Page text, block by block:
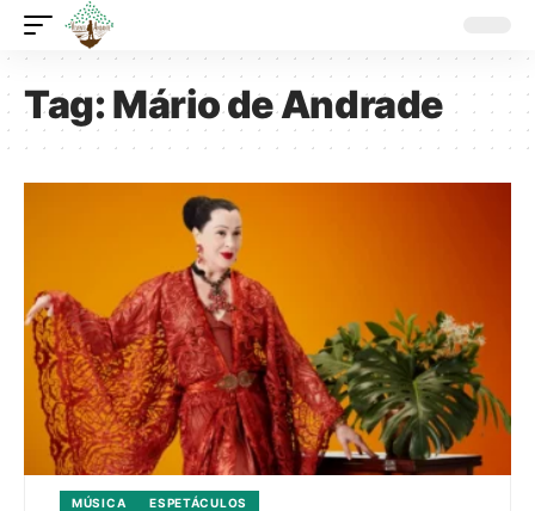
Tag:Mário de Andrade
MÚSICA ESPETÁCULOS